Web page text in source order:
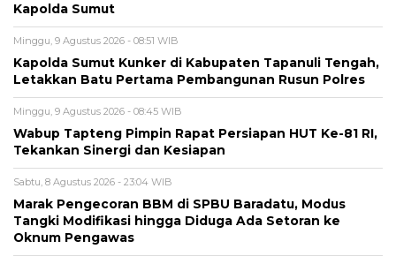
Kapolda Sumut
Minggu, 9 Agustus 2026 - 08:51 WIB
Kapolda Sumut Kunker di Kabupaten Tapanuli Tengah,
Letakkan Batu Pertama Pembangunan Rusun Polres
Minggu, 9 Agustus 2026 - 08:45 WIB
Wabup Tapteng Pimpin Rapat Persiapan HUT Ke-81 RI,
Tekankan Sinergi dan Kesiapan
Sabtu, 8 Agustus 2026 - 23:04 WIB
Marak Pengecoran BBM di SPBU Baradatu, Modus
Tangki Modifikasi hingga Diduga Ada Setoran ke
Oknum Pengawas